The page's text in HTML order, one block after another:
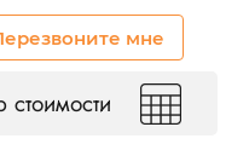
мне
стоимости